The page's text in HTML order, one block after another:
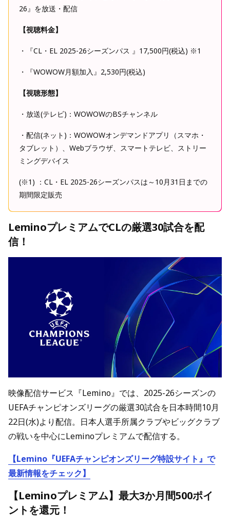
26』を放送・配信
【視聴料金】
・『CL・EL 2025-26シーズンパス 』17,500円(税込) ※1
・『WOWOW月額加入』2,530円(税込)
【視聴形態】
・放送(テレビ)：WOWOWのBSチャンネル
・配信(ネット)：WOWOWオンデマンドアプリ（スマホ・
タブレット）、Webブラウザ、スマートテレビ、ストリー
ミングデバイス
(※1) ：CL・EL 2025-26シーズンパスは～10月31日までの
期間限定販売
LeminoプレミアムでCLの厳選30試合を配
信！
映像配信サービス『Lemino』では、2025-26シーズンの
UEFAチャンピオンズリーグの厳選30試合を日本時間10月
22日(水)より配信。日本人選手所属クラブやビッグクラブ
の戦いを中心にLeminoプレミアムで配信する。
【Lemino『UEFAチャンピオンズリーグ特設サイト』で
最新情報をチェック】
【Leminoプレミアム】最大3か月間500ポイ
ントを還元！